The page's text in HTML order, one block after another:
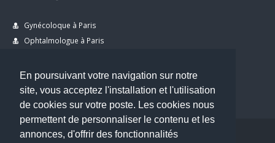
En poursuivant votre navigation sur notre
site, vous acceptez l'installation et l'utilisation
de cookies sur votre poste. Les cookies nous
permettent de personnaliser le contenu et les
annonces, d'offrir des fonctionnalités
Gynécoloque à Paris
Ophtalmologue à Paris
Dentiste à Paris